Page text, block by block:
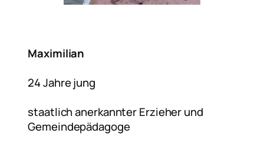
Maximilian
24 Jahre jung
staatlich anerkannter Erzieher und
Gemeindepädagoge